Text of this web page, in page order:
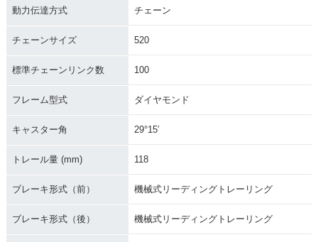
動力伝達方式 チェーン
チェーンサイズ 520
標準チェーンリンク数 100
フレーム型式 ダイヤモンド
キャスター角 29°15′
トレール量 (mm) 118
ブレーキ形式（前） 機械式リーディングトレーリング
ブレーキ形式（後） 機械式リーディングトレーリング